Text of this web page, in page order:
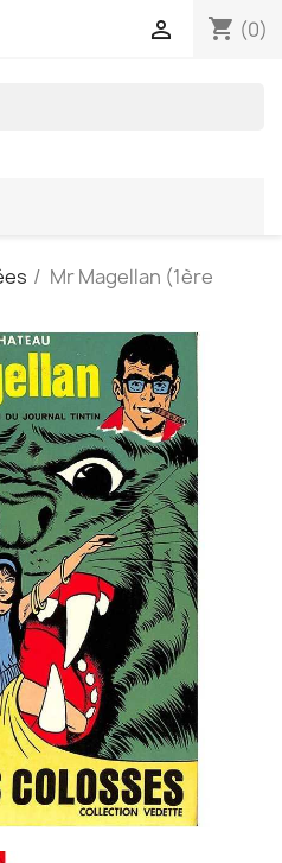
shopping_cart (0)

Mr Magellan (1ère